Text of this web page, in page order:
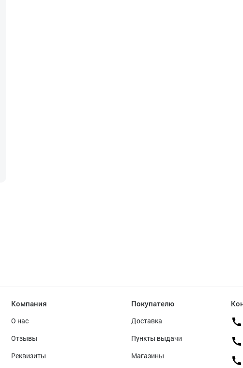
Компания
О нас
Отзывы
Реквизиты
Покупателю
Доставка
Пункты выдачи
Магазины